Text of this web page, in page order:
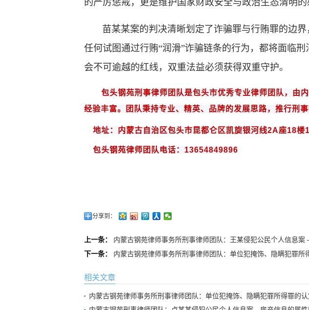
的严厉惩戒，更是维护国家财政安全与政治生态清明的
苗某某案的判决清晰划定了诈骗罪与行贿罪的边界
任何试图通过行贿“润滑”诈骗链条的行为，都将面临
会不可逾越的红线，双重法益必须获得双重守护。
包头钢苑刑事律师团队是包头市优秀专业律师团队，由
经验丰富。团队秉持专业、精英、品牌的发展思路，推行刑
地址：内蒙古自治区包头市昆都仑区凯旋银河线2A座18楼
包头钢苑律师团队电话： 13654849896
分享到：
上一条： 内蒙古钢苑律师事务所刑事律师团队：王某侵犯公民个人信息
下一条： 内蒙古钢苑律师事务所刑事律师团队：单位犯掩饰、隐瞒犯罪所
相关文章
内蒙古钢苑律师事务所刑事律师团队：单位犯掩饰、隐瞒犯罪所得罪的